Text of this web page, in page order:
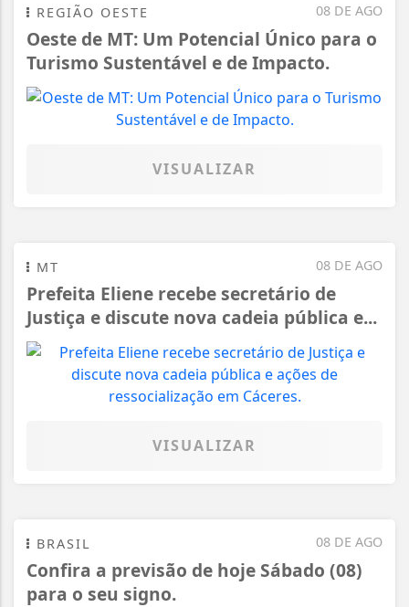
08 DE AGO
REGIÃO OESTE
Oeste de MT: Um Potencial Único para o
Turismo Sustentável e de Impacto.
VISUALIZAR
08 DE AGO
MT
Prefeita Eliene recebe secretário de
Justiça e discute nova cadeia pública e...
VISUALIZAR
08 DE AGO
BRASIL
Confira a previsão de hoje Sábado (08)
para o seu signo.